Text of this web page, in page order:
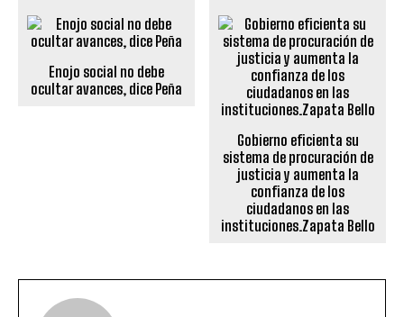
Enojo social no debe
ocultar avances, dice Peña
Gobierno eficienta su
sistema de procuración de
justicia y aumenta la
confianza de los
ciudadanos en las
instituciones.Zapata Bello